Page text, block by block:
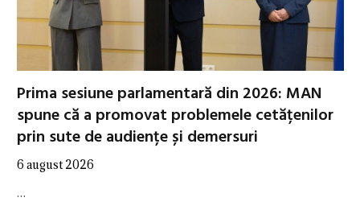
Prima sesiune parlamentară din 2026: MAN
spune că a promovat problemele cetățenilor
prin sute de audiențe și demersuri
6 august 2026
…